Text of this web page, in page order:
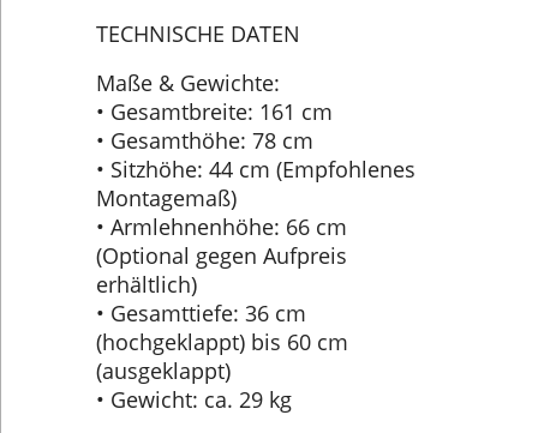
TECHNISCHE DATEN
Maße & Gewichte:
• Gesamtbreite: 161 cm
• Gesamthöhe: 78 cm
• Sitzhöhe: 44 cm (Empfohlenes
Montagemaß)
• Armlehnenhöhe: 66 cm
(Optional gegen Aufpreis
erhältlich)
• Gesamttiefe: 36 cm
(hochgeklappt) bis 60 cm
(ausgeklappt)
• Gewicht: ca. 29 kg